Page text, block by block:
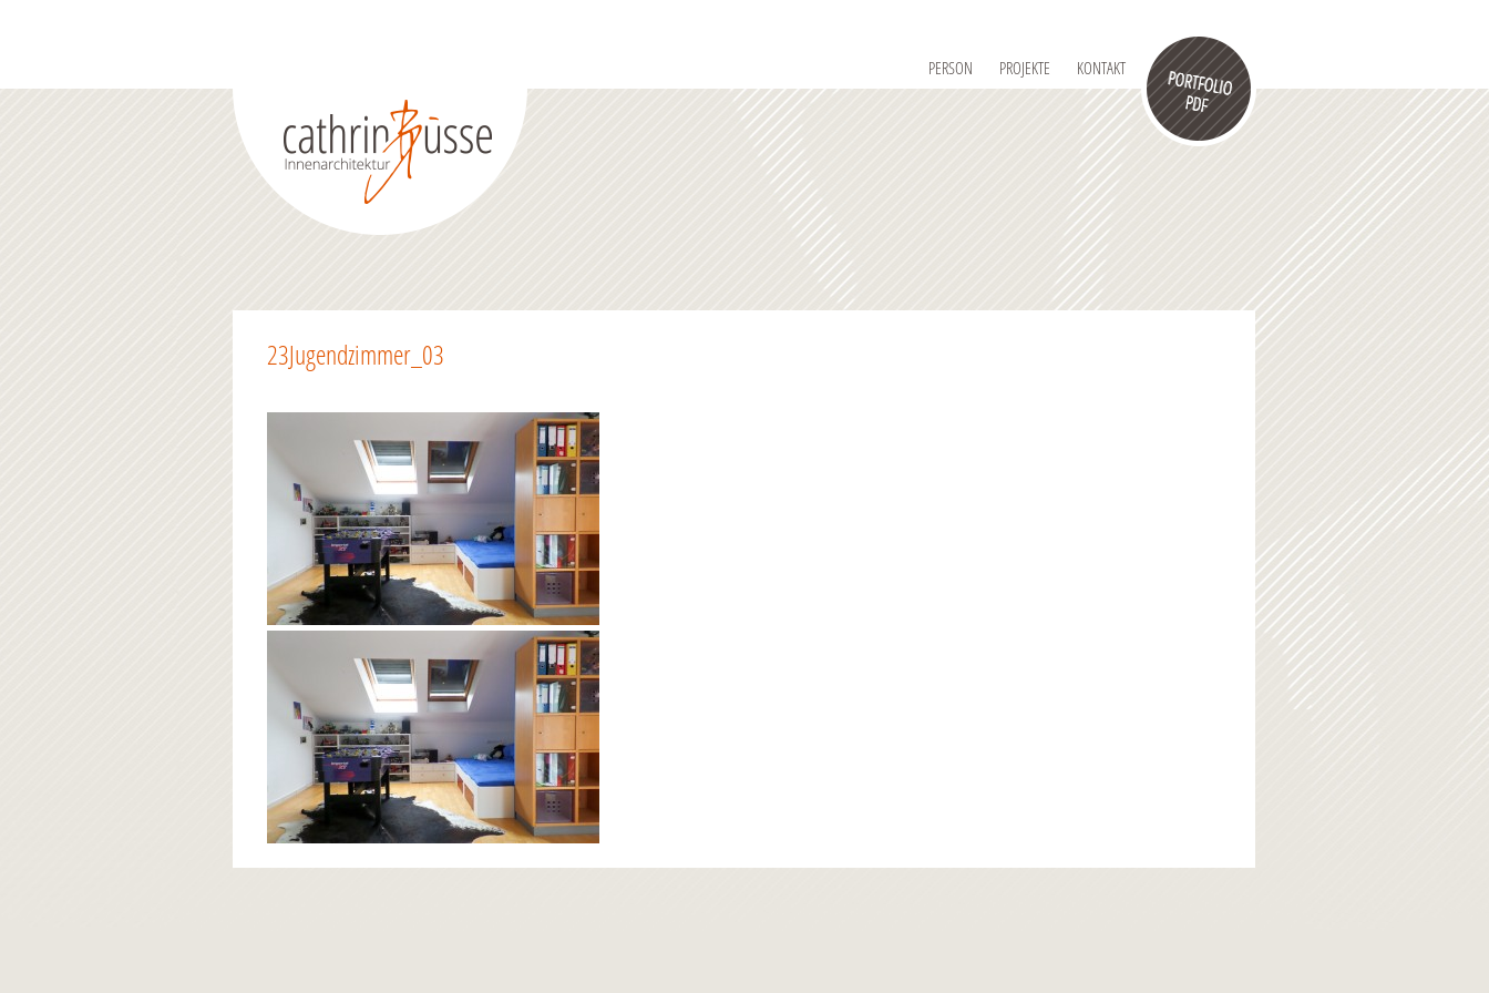
PERSON PROJEKTE KONTAKT
23Jugendzimmer_03